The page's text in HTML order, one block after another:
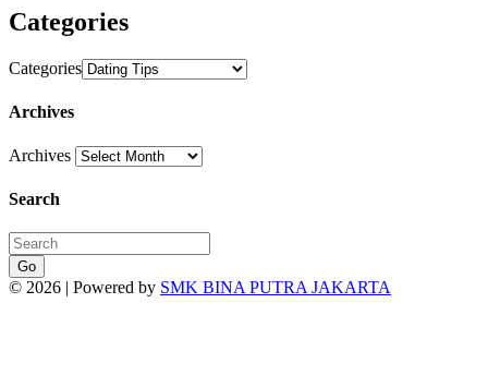
Categories
Categories
Archives
Archives
Search
Go
© 2026 | Powered by SMK BINA PUTRA JAKARTA